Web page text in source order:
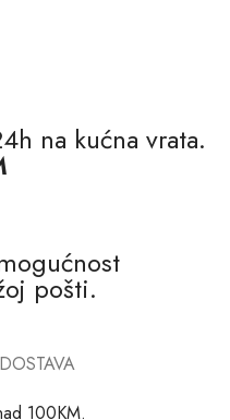
na kućna vrata.
pošti.
100KM.